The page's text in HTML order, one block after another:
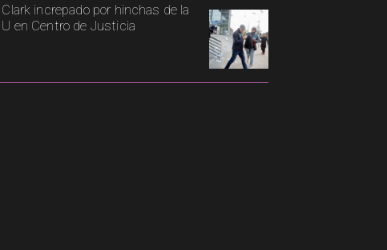
Clark increpado por hinchas de la
U en Centro de Justicia